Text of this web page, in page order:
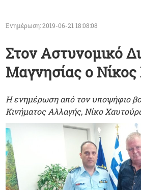
Ενημέρωση: 2019-06-21 18:08:08
Στον Αστυνομικό
Μαγνησίας ο
Η ενημέρωση από τον υποψήφιο
Κινήματος Αλλαγής, Νίκο